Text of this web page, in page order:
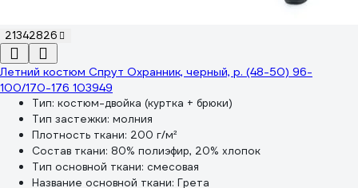
21342826
Летний костюм Спрут Охранник, черный, р. (48-50) 96-
100/170-176 103949
Тип: костюм-двойка (куртка + брюки)
Тип застежки: молния
Плотность ткани: 200 г/м²
Состав ткани: 80% полиэфир, 20% хлопок
Тип основной ткани: смесовая
Название основной ткани: Грета